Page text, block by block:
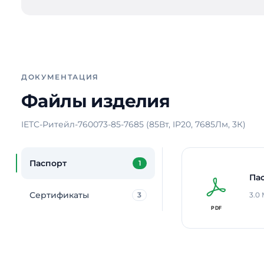
ДОКУМЕНТАЦИЯ
Файлы изделия
IETC-Ритейл-760073-85-7685 (85Вт, IP20, 7685Лм, 3К)
Паспорт 1
Сертификаты 3 3.0